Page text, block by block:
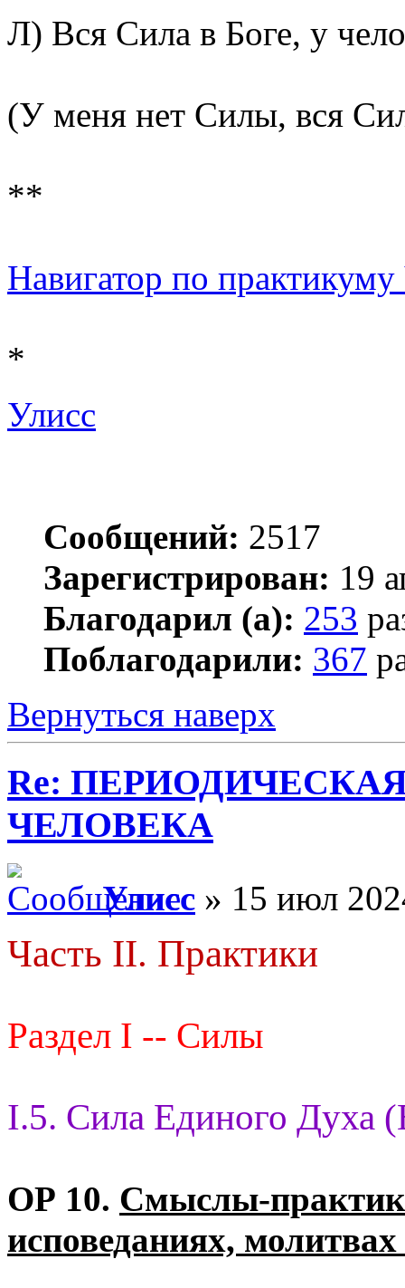
Л) Вся Сила в Боге, у
(У меня нет Силы, вся
**
Навигатор по
*
Улисс
Сообщений: 2517
Зарегистрирован: 19
Благодарил (а): 253
Поблагодарили: 367
Вернуться наверх
Re:
ЧЕЛОВЕКА
Улисс » 15 июл
Часть II. Практики
Раздел I -- Силы
I.5. Сила Единого Духа
ОР 10. Смыслы-практик
исповеданиях,